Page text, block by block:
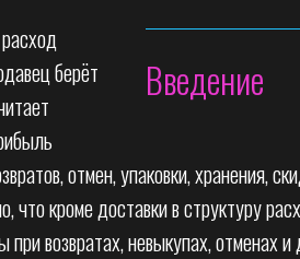
Введение
берёт
отмен, упаковки, хранения,
что кроме доставки в структуру
возвратах, невыкупах, отменах и